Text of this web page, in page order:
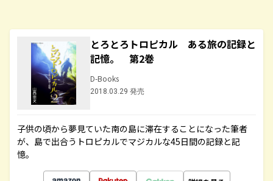
とろとろトロピカル ある旅の記録と
記憶。 第2巻
D-Books
2018.03.29 発売
子供の頃から夢見ていた南の島に滞在することになった筆者
が、島で出合うトロピカルでマジカルな45日間の記録と記
憶。